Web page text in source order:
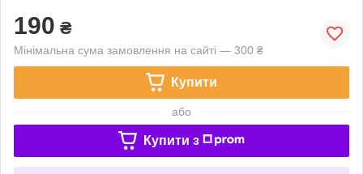
190 ₴
Мінімальна сума замовлення на сайті — 300 ₴
Купити
або
Купити з